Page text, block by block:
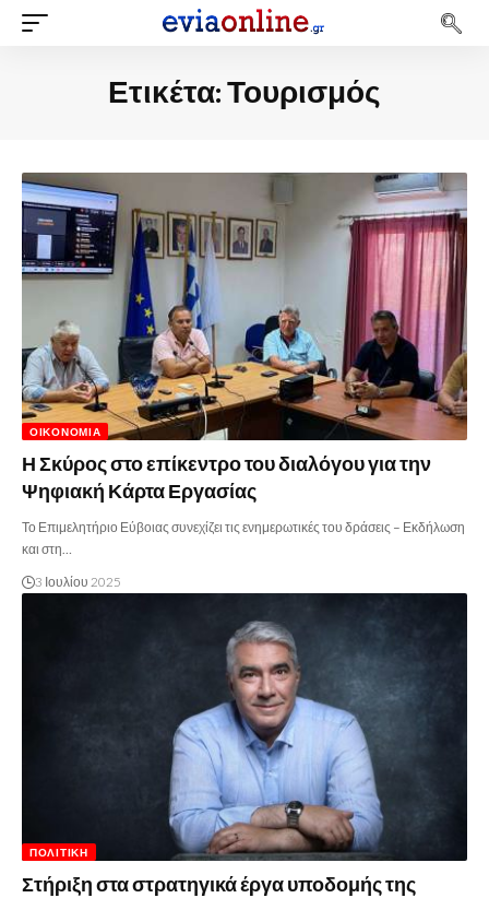
Ετικέτα:Τουρισμός
ΟΙΚΟΝΟΜΊΑ
Η Σκύρος στο επίκεντρο του διαλόγου για την
Ψηφιακή Κάρτα Εργασίας
Το Επιμελητήριο Εύβοιας συνεχίζει τις ενημερωτικές του δράσεις – Εκδήλωση
και στη…
3 Ιουλίου 2025
ΠΟΛΙΤΙΚΉ
Στήριξη στα στρατηγικά έργα υποδομής της